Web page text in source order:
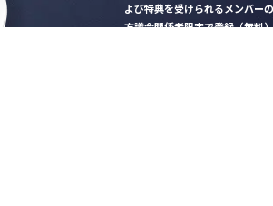
よび特典を受けられるメンバー
方議会関係者限定で登録（無料